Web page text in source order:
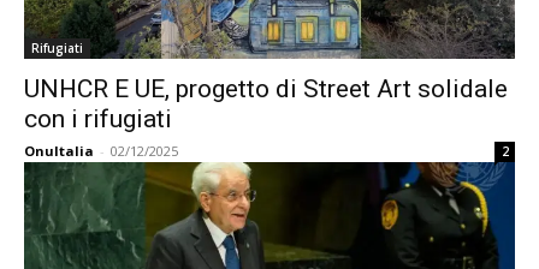
Rifugiati
UNHCR E UE, progetto di Street Art solidale
con i rifugiati
OnuItalia - 02/12/2025 2